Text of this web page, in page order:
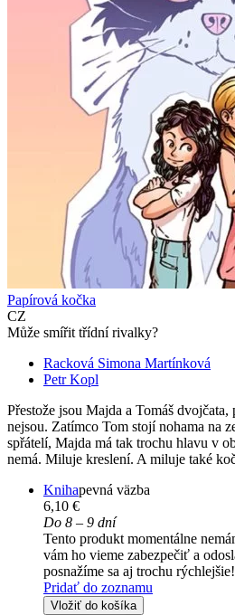
Papírová kočka
CZ
Může smířit třídní rivalky?
Racková Simona Martínková
Petr Kopl
Přestože jsou Majda a Tomáš
nejsou. Zatímco Tom stojí nohama na
spřátelí, Majda má tak trochu hlavu v
nemá. Miluje kreslení. A miluje také
Knihapevná väzba
6,10 €
Do 8 – 9 dní
Tento produkt momentálne
vám ho vieme zabezpečiť a
posnažíme sa aj trochu rýchlejšie!
Pridať do zoznamu
Vložiť do košíka